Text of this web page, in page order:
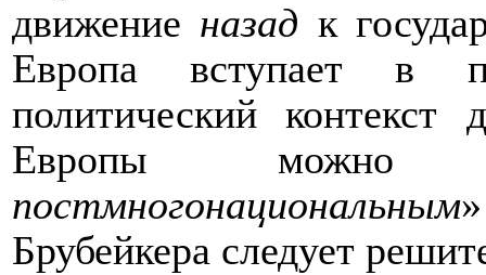
движение назад к
Европа вступает в
политический
Европы
постмногонациональным
Брубейкера следует